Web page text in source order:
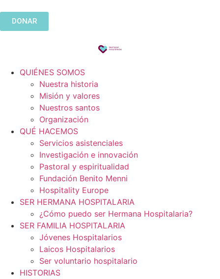
DONAR
QUIÉNES SOMOS
Nuestra historia
Misión y valores
Nuestros santos
Organización
QUÉ HACEMOS
Servicios asistenciales
Investigación e innovación
Pastoral y espiritualidad
Fundación Benito Menni
Hospitality Europe
SER HERMANA HOSPITALARIA
¿Cómo puedo ser Hermana Hospitalaria?
SER FAMILIA HOSPITALARIA
Jóvenes Hospitalarios
Laicos Hospitalarios
Ser voluntario hospitalario
HISTORIAS